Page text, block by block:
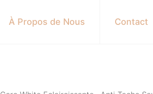
À Propos de Nous Contact